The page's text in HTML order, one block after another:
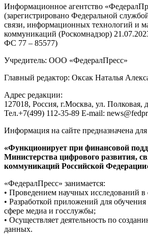
Информационное агентство
(зарегистрировано Федеральной
связи, информационных технологий и
коммуникаций (Роскомнадзор)
ФС 77 – 85577)
Учредитель: ООО «ФедералПресс»
Главный редактор: Оксак Наталья
Адрес редакции:
127018, Россия, г.Москва, ул. Полковая,
Тел.+7(499) 112-35-89 E-mail:
Информация на сайте предназначена
«Функционирует при финансовой
Министерства цифрового развития,
коммуникаций Российской
«ФедералПресс» занимается:
• Проведением научных исследований в
• Разработкой приложений для
сфере медиа и госслужбы;
• Осуществляет деятельность по
данных.